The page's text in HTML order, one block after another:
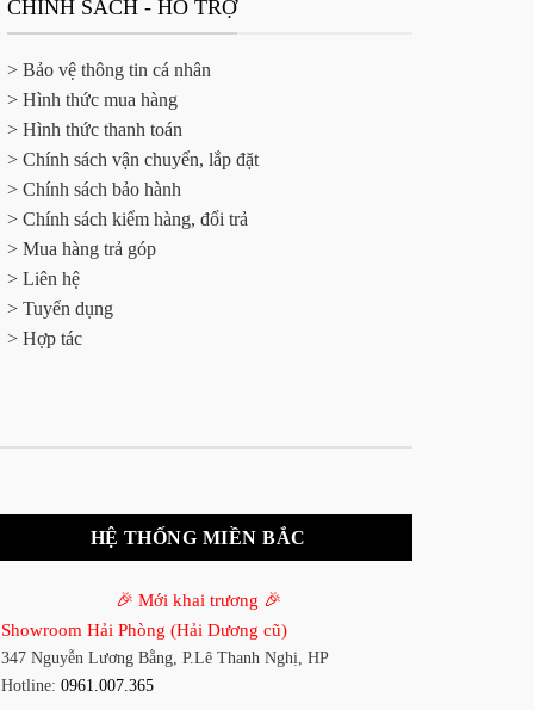
CHÍNH SÁCH - HỖ TRỢ
> Bảo vệ thông tin cá nhân
> Hình thức mua hàng
> Hình thức thanh toán
> Chính sách vận chuyển, lắp đặt
> Chính sách bảo hành
> Chính sách kiểm hàng, đổi trả
> Mua hàng trả góp
> Liên hệ
> Tuyển dụng
> Hợp tác
HỆ THỐNG MIỀN BẮC
🎉 Mới khai trương 🎉
Showroom Hải Phòng (Hải Dương cũ)
347 Nguyễn Lương Bằng, P.Lê Thanh Nghị, HP
Hotline: 0961.007.365